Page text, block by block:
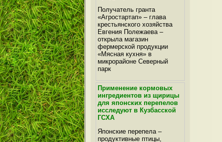
Получатель гранта
«Агростартап» – глава
крестьянского хозяйства
Евгения Полежаева –
открыла магазин
фермерской продукции
«Мясная кухня» в
микрорайоне Северный
парк
Применение кормовых
ингредиентов из щирицы
для японских перепелов
исследуют в Кузбасской
ГСХА
Японские перепела –
продуктивные птицы,